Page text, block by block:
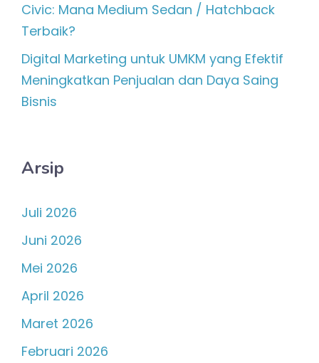
Civic: Mana Medium Sedan / Hatchback
Terbaik?
Digital Marketing untuk UMKM yang Efektif
Meningkatkan Penjualan dan Daya Saing
Bisnis
Arsip
Juli 2026
Juni 2026
Mei 2026
April 2026
Maret 2026
Februari 2026